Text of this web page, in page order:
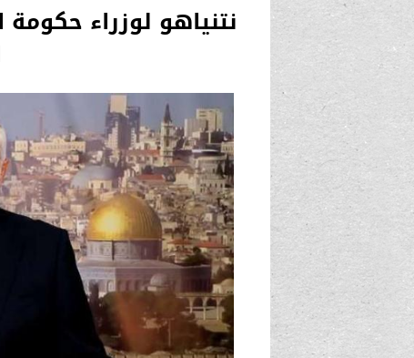
نتنياهو لوزراء